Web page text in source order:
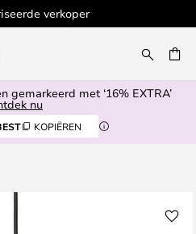
verkoper
gemarkeerd met ‘16% EXTRA’
nu
KOPIËREN